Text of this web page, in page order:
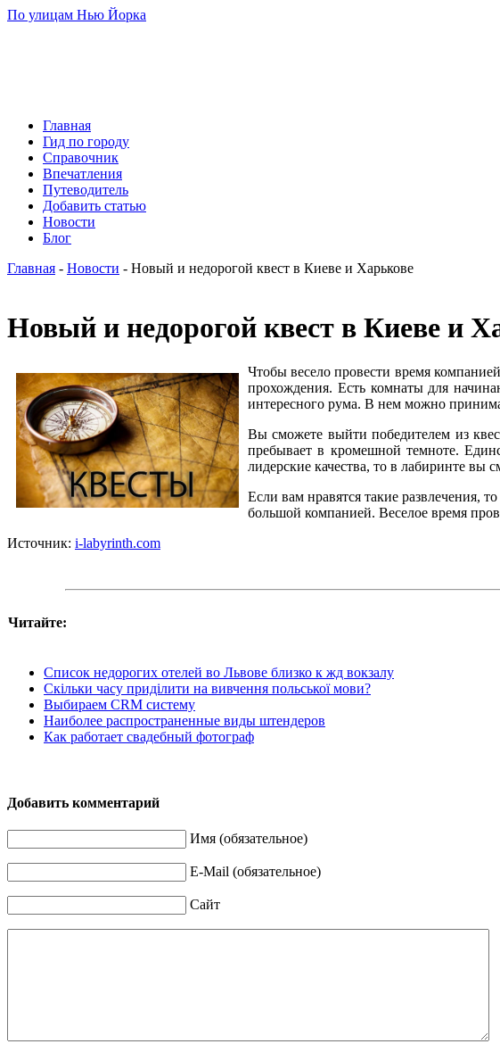
По улицам Нью Йорка
Главная
Гид по городу
Справочник
Впечатления
Путеводитель
Добавить статью
Новости
Блог
Главная - Новости - Новый и недорогой квест в Киеве и Харькове
Новый и недорогой квест в Киеве и
Чтобы весело провести время
прохождения. Есть комнаты для
интересного рума. В нем можно
Вы сможете выйти победителем из
пребывает в кромешной темноте.
лидерские качества, то в лабиринте вы
Если вам нравятся такие развлечения,
большой компанией. Веселое время
Источник: i-labyrinth.com
Читайте:
Список недорогих отелей во Львове близко к жд вокзалу
Скільки часу приділити на вивчення польської мови?
Выбираем CRM систему
Наиболее распространенные виды штендеров
Как работает свадебный фотограф
Добавить комментарий
Имя (обязательное)
E-Mail (обязательное)
Сайт